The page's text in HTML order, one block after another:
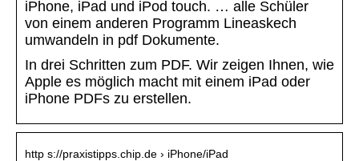
iPhone, iPad und iPod touch. … alle Schüler
von einem anderen Programm Lineaskech
umwandeln in pdf Dokumente.
In drei Schritten zum PDF. Wir zeigen Ihnen, wie
Apple es möglich macht mit einem iPad oder
iPhone PDFs zu erstellen.
http s://praxistipps.chip.de › iPhone/iPad